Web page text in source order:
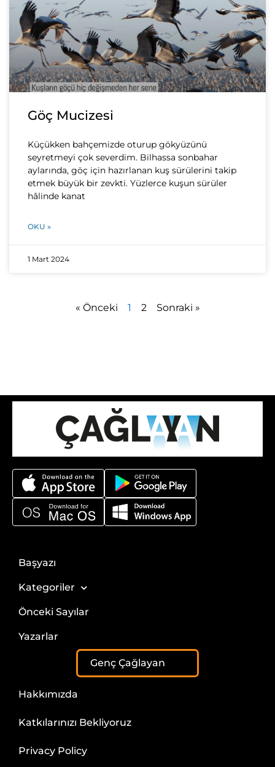
Göç Mucizesi
Küçükken bahçemizde oturup gökyüzünü
seyretmeyi çok severdim. Bilhassa sonbahar
aylarında, göç için hazırlanan kuş sürülerini takip
etmek büyük bir zevkti. Yüzlerce kuşun sürüler
hâlinde kanat
OKU »
1 Mart 2024
« Önceki 1 2 Sonraki »
Başyazı
Kategoriler
Önceki Sayılar
Yazarlar
Genç Çağlayan
Hakkımızda
Katkılarınızı Bekliyoruz
Privacy Policy